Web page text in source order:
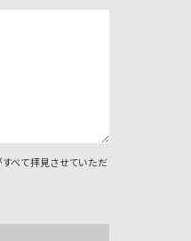
べて拝見させていただ